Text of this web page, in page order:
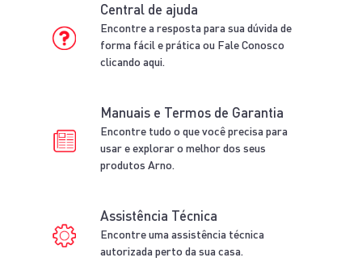
Central de ajuda
Encontre a resposta para sua dúvida de
forma fácil e prática ou Fale Conosco
clicando aqui.
Manuais e Termos de Garantia
Encontre tudo o que você precisa para
usar e explorar o melhor dos seus
produtos Arno.
Assistência Técnica
Encontre uma assistência técnica
autorizada perto da sua casa.